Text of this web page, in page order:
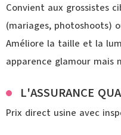
Convient aux grossistes
(mariages, photoshoots)
Améliore la taille et la
apparence glamour mais
L'ASSURANCE
Prix direct usine avec